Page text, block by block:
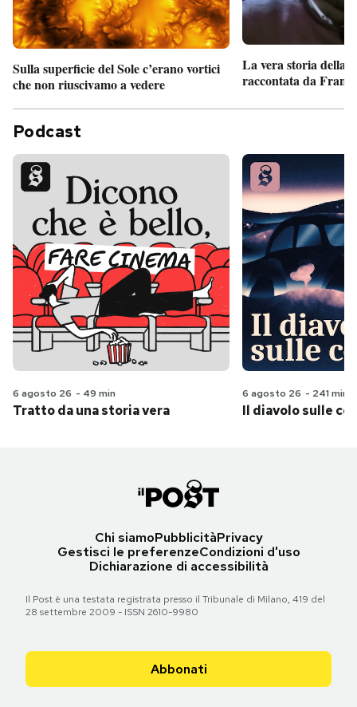
Sulla superficie del Sole c’erano vortici
che non riuscivamo a vedere
La vera storia della
raccontata da
Podcast
6 agosto 26 - 49 min
Tratto da una storia vera
6 agosto 26 - 241 min
Il diavolo sulle
Chi siamoPubblicitàPrivacy
Gestisci le preferenzeCondizioni d'uso
Dichiarazione di accessibilità
Il Post è una testata registrata presso il Tribunale di Milano, 419 del
28 settembre 2009 - ISSN 2610-9980
Abbonati